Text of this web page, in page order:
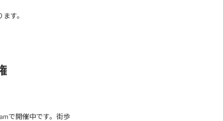
す。
で開催中です。街歩